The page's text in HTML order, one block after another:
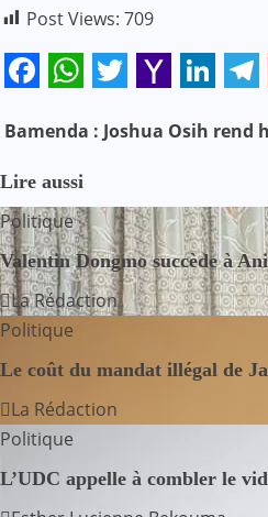
Post Views: 709
Mail
N
a
v
i
g
a
t
o
Bamenda : Joshua Osih rend
Lire aussi
Politique
Valentin Dongmo succède à
La Rédaction
Politique
Le coût du mandat illégal de
La Rédaction
Politique
L’UDC appelle à combler le